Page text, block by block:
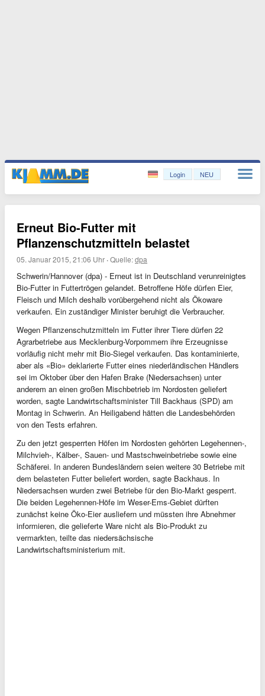
Login NEU
Erneut Bio-Futter mit
Pflanzenschutzmitteln belastet
05. Januar 2015, 21:06 Uhr ·Quelle:dpa
Schwerin/Hannover (dpa) - Erneut ist in Deutschland verunreinigtes
Bio-Futter in Futtertrögen gelandet. Betroffene Höfe dürfen Eier,
Fleisch und Milch deshalb vorübergehend nicht als Ökoware
verkaufen. Ein zuständiger Minister beruhigt die Verbraucher.
Wegen Pflanzenschutzmitteln im Futter ihrer Tiere dürfen 22
Agrarbetriebe aus Mecklenburg-Vorpommern ihre Erzeugnisse
vorläufig nicht mehr mit Bio-Siegel verkaufen. Das kontaminierte,
aber als «Bio» deklarierte Futter eines niederländischen Händlers
sei im Oktober über den Hafen Brake (Niedersachsen) unter
anderem an einen großen Mischbetrieb im Nordosten geliefert
worden, sagte Landwirtschaftsminister Till Backhaus (SPD) am
Montag in Schwerin. An Heiligabend hätten die Landesbehörden
von den Tests erfahren.
Zu den jetzt gesperrten Höfen im Nordosten gehörten Legehennen-,
Milchvieh-, Kälber-, Sauen- und Mastschweinbetriebe sowie eine
Schäferei. In anderen Bundesländern seien weitere 30 Betriebe mit
dem belasteten Futter beliefert worden, sagte Backhaus. In
Niedersachsen wurden zwei Betriebe für den Bio-Markt gesperrt.
Die beiden Legehennen-Höfe im Weser-Ems-Gebiet dürften
zunächst keine Öko-Eier ausliefern und müssten ihre Abnehmer
informieren, die gelieferte Ware nicht als Bio-Produkt zu
vermarkten, teilte das niedersächsische
Landwirtschaftsministerium mit.